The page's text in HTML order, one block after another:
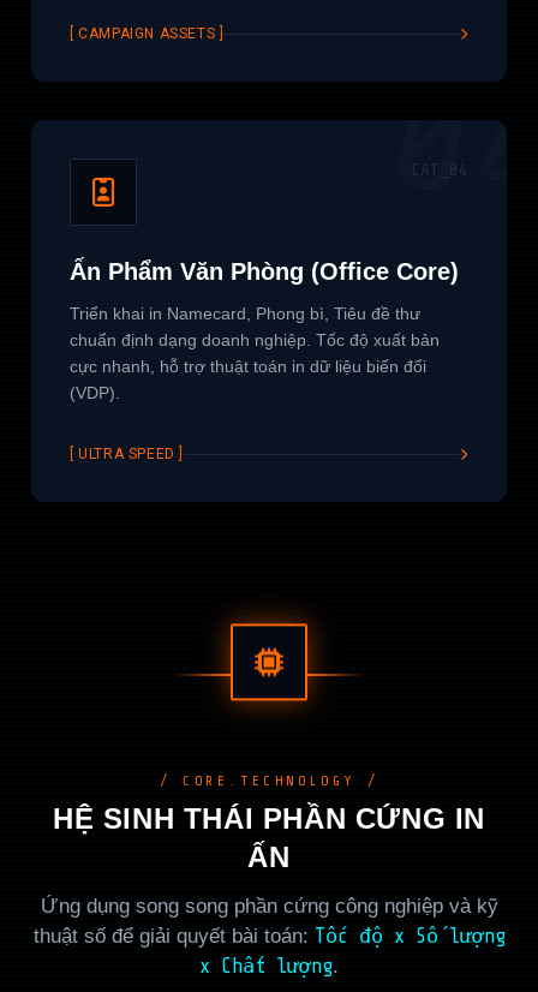
[ CAMPAIGN ASSETS ]
CAT_04
Ấn Phẩm Văn Phòng (Office Core)
Triển khai in Namecard, Phong bì, Tiêu đề thư
chuẩn định dạng doanh nghiệp. Tốc độ xuất bản
cực nhanh, hỗ trợ thuật toán in dữ liệu biến đổi
(VDP).
[ ULTRA SPEED ]
/ CORE.TECHNOLOGY /
HỆ SINH THÁI PHẦN CỨNG IN
ẤN
Ứng dụng song song phần cứng công nghiệp và kỹ
thuật số để giải quyết bài toán: Tốc độ x Số lượng
x Chất lượng.